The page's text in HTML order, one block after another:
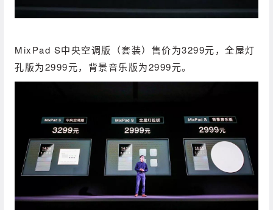
MixPad S中央空调版（套装）售价为3299元，全屋灯
孔版为2999元，背景音乐版为2999元。